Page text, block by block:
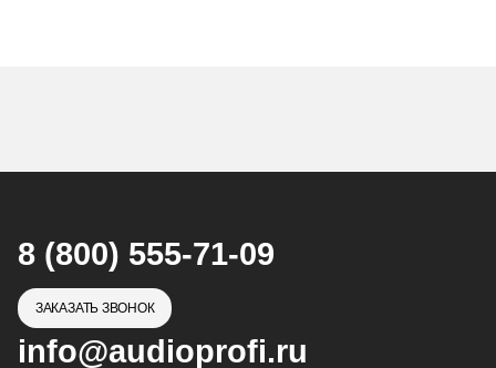
8 (800) 555-71-09
ЗАКАЗАТЬ ЗВОНОК
info@audioprofi.ru